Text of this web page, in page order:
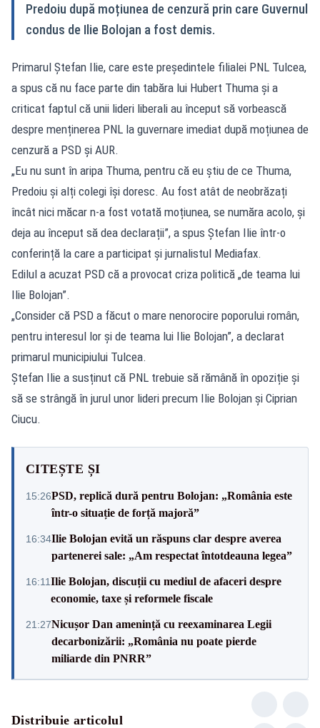
Predoiu după moțiunea de cenzură prin care Guvernul
condus de Ilie Bolojan a fost demis.
Primarul Ștefan Ilie, care este președintele filialei PNL Tulcea,
a spus că nu face parte din tabăra lui Hubert Thuma și a
criticat faptul că unii lideri liberali au început să vorbească
despre menținerea PNL la guvernare imediat după moțiunea de
cenzură a PSD și AUR.
„Eu nu sunt în aripa Thuma, pentru că eu știu de ce Thuma,
Predoiu și alți colegi își doresc. Au fost atât de neobrăzați
încât nici măcar n-a fost votată moțiunea, se număra acolo, și
deja au început să dea declarații”, a spus Ștefan Ilie într-o
conferință la care a participat și jurnalistul Mediafax.
Edilul a acuzat PSD că a provocat criza politică „de teama lui
Ilie Bolojan”.
„Consider că PSD a făcut o mare nenorocire poporului român,
pentru interesul lor și de teama lui Ilie Bolojan”, a declarat
primarul municipiului Tulcea.
Ștefan Ilie a susținut că PNL trebuie să rămână în opoziție și
să se strângă în jurul unor lideri precum Ilie Bolojan și Ciprian
Ciucu.
CITEȘTE ȘI
15:26PSD, replică dură pentru Bolojan: „România este
într-o situație de forță majoră”
16:34Ilie Bolojan evită un răspuns clar despre averea
partenerei sale: „Am respectat întotdeauna legea”
16:11Ilie Bolojan, discuții cu mediul de afaceri despre
economie, taxe și reformele fiscale
21:27Nicușor Dan amenință cu reexaminarea Legii
decarbonizării: „România nu poate pierde
miliarde din PNRR”
Distribuie articolul